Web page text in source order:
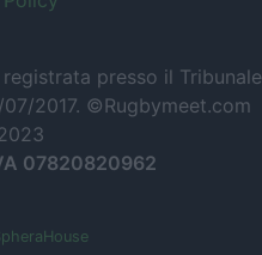
presso il Tribunale
2017. ©Rugbymeet.com
07820820962